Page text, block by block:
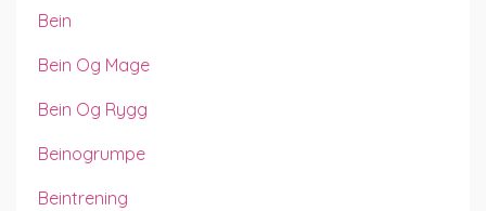
Bein
Bein Og Mage
Bein Og Rygg
Beinogrumpe
Beintrening